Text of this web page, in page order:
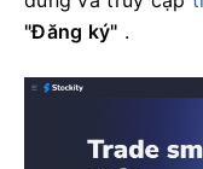
"Đăng ký" .